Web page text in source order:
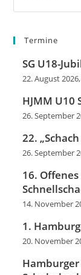
Termine
SG U18-
22. August
HJMM U10
26. September
22.
26. September
16.
14. November
1.
20. November